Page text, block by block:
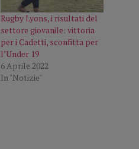
Rugby Lyons, i risultati del
settore giovanile: vittoria
per i Cadetti, sconfitta per
l’Under 19
6 Aprile 2022
In "Notizie"